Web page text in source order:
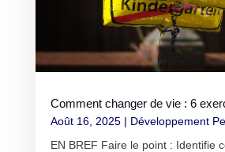
Comment changer de vie : 6
Août 16, 2025| Développement
EN BREF Faire le point : Identifie